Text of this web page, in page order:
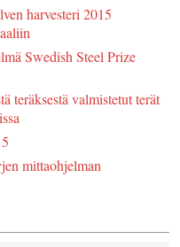
harvesteri 2015
Swedish Steel Prize
teräksestä valmistetut terät
mittaohjelman